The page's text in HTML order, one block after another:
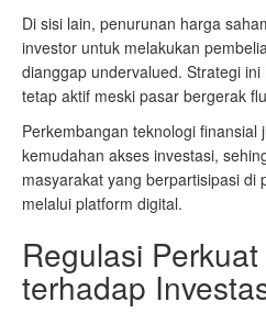
Di sisi lain, penurunan harga
investor untuk melakukan
dianggap undervalued. Strategi
tetap aktif meski pasar bergerak
Perkembangan teknologi finansial
kemudahan akses investasi,
masyarakat yang berpartisipasi di
melalui platform digital.
Regulasi
terhadap